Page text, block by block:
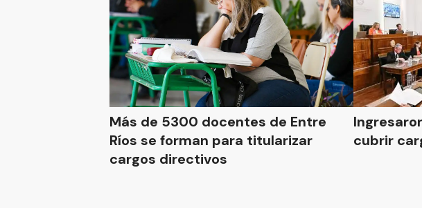
Más de 5300 docentes de Entre
Ríos se forman para titularizar
cargos directivos
cubrir